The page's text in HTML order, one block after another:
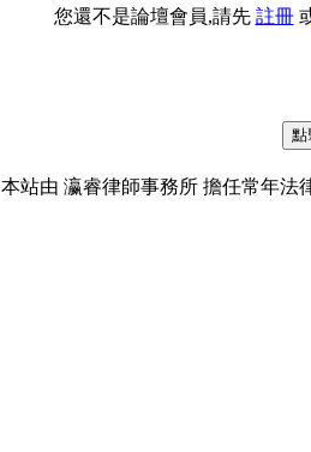
您還不是論壇會員,請先 註冊
本站由 瀛睿律師事務所 擔任常年法